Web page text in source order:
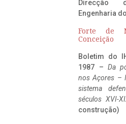
Direcção
Engenharia
Forte de
Conceição
Boletim do
1987 – Da
nos Açores –
sistema
séculos XVI-
construção)